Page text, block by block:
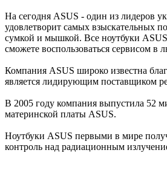
На сегодня ASUS - один из лидеров
удовлетворит самых взыскательных
сумкой и мышкой. Все ноутбуки
сможете воспользоваться сервисом
Компания ASUS широко известна
является лидирующим поставщиком
В 2005 году компания выпустила 52
материнской платы ASUS.
Ноутбуки ASUS первыми в мире
контроль над радиационным